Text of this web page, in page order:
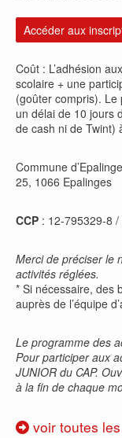
Accéder aux
Coût : L’adhésion
scolaire + une
(goûter compris). Le
un délai de 10 jours
de cash ni de Twint)
Commune
25, 1066 Epalinges
CCP : 12-795329-8 /
Merci de préciser le
activités réglées.
* Si nécessaire, des
auprès de l’équipe
Le programme des
Pour participer aux
JUNIOR du CAP.
à la fin de chaque
voir toutes